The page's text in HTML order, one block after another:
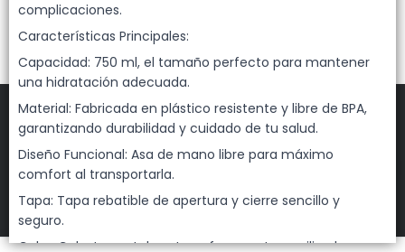
complicaciones.
Características Principales:
Capacidad: 750 ml, el tamaño perfecto para mantener
una hidratación adecuada.
Material: Fabricada en plástico resistente y libre de BPA,
garantizando durabilidad y cuidado de tu salud.
Diseño Funcional: Asa de mano libre para máximo
comfort al transportarla.
Tapa: Tapa rebatible de apertura y cierre sencillo y
seguro.
Color: Celeste pastel, un tono fresco y tranquilizador.
FILTROS
DEHUKA©2026
Defensa de las y los consumidores. Para reclamos